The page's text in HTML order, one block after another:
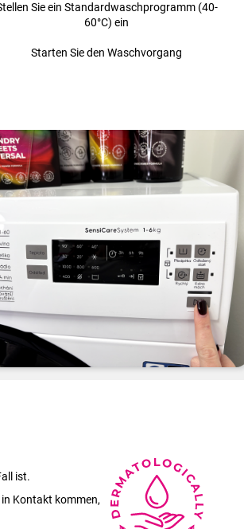
Sie ein Standardwaschprogramm (40-
60°C) ein
Starten Sie den Waschvorgang
.
ist.
Kontakt kommen,